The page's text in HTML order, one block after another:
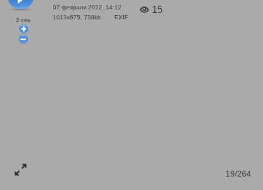
2 сек.
07 февраля 2022, 14:12
1013x675, 738kb
EXIF
15
19/264